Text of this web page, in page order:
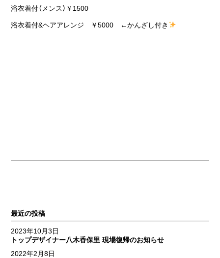
浴衣着付（メンス）￥1500
浴衣着付&ヘアアレンジ ￥5000 ←かんざし付き
最近の投稿
2023年10月3日
トップデザイナー八木香保里 現場復帰のお知らせ
2022年2月8日